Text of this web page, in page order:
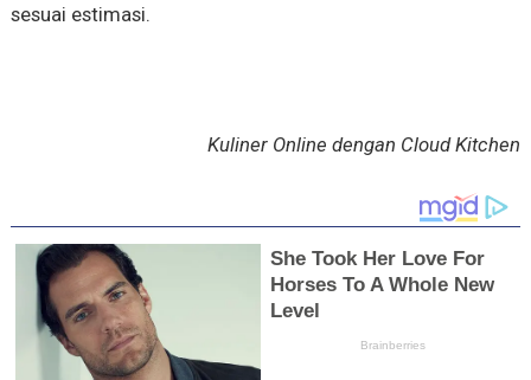
sesuai estimasi.
Kuliner Online dengan Cloud Kitchen